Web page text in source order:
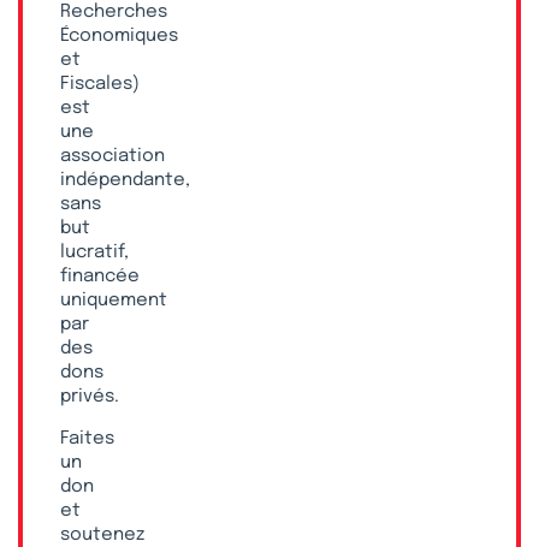
Recherches
Économiques
et
Fiscales)
est
une
association
indépendante,
sans
but
lucratif,
financée
uniquement
par
des
dons
privés.
Faites
un
don
et
soutenez